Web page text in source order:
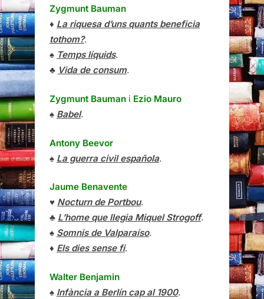
Zygmunt Bauman
♦ La riquesa d’uns quants beneficia
tothom?.
♠ Temps líquids.
♣ Vida de consum.
Zygmunt Bauman i Ezio Mauro
♠ Babel.
Antony Beevor
♠ La guerra civil española.
Jaume Benavente
♥ Nocturn de Portbou.
♣ L’home que llegia Miquel Strogoff.
♠ Somnis de Valparaíso.
♦ Els dies sense fi.
Walter Benjamin
♠ Infància a Berlín cap al 1900.